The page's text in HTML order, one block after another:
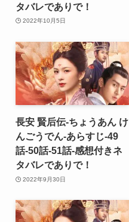
タバレでありで！
2022年10月5日
長安 賢后伝-ちょうあん け
んごうでん-あらすじ-49
話-50話-51話-感想付きネ
タバレでありで！
2022年9月30日